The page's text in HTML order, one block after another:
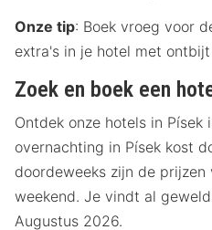
Onze tip: Boek vroeg voor
extra's in je hotel met ontbijt
Zoek en boek een
Ontdek onze hotels in Písek
overnachting in Písek kost
doordeweeks zijn de
weekend. Je vindt al
Augustus 2026.